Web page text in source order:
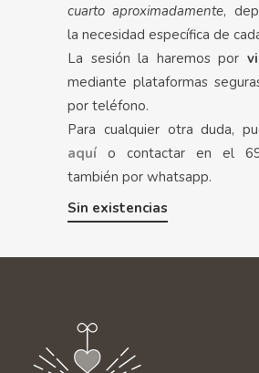
cuarto aproximadamente,
la necesidad específica de
La sesión la haremos por
mediante plataformas
por teléfono.
Para cualquier otra duda,
aquí o contactar en el
también por whatsapp.
Sin existencias